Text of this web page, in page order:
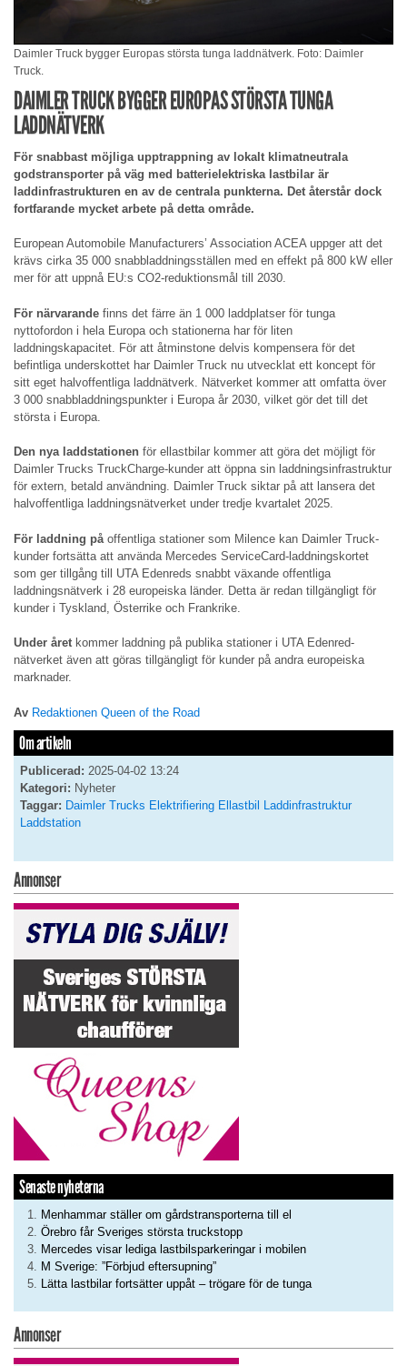
Daimler Truck bygger Europas största tunga laddnätverk. Foto: Daimler
Truck.
DAIMLER TRUCK BYGGER EUROPAS STÖRSTA TUNGA
LADDNÄTVERK
För snabbast möjliga upptrappning av lokalt klimatneutrala
godstransporter på väg med batterielektriska lastbilar är
laddinfrastrukturen en av de centrala punkterna. Det återstår dock
fortfarande mycket arbete på detta område.
European Automobile Manufacturers’ Association ACEA uppger att det
krävs cirka 35 000 snabbladdningsställen med en effekt på 800 kW eller
mer för att uppnå EU:s CO2-reduktionsmål till 2030.
För närvarande finns det färre än 1 000 laddplatser för tunga
nyttofordon i hela Europa och stationerna har för liten
laddningskapacitet. För att åtminstone delvis kompensera för det
befintliga underskottet har Daimler Truck nu utvecklat ett koncept för
sitt eget halvoffentliga laddnätverk. Nätverket kommer att omfatta över
3 000 snabbladdningspunkter i Europa år 2030, vilket gör det till det
största i Europa.
Den nya laddstationen för ellastbilar kommer att göra det möjligt för
Daimler Trucks TruckCharge-kunder att öppna sin laddningsinfrastruktur
för extern, betald användning. Daimler Truck siktar på att lansera det
halvoffentliga laddningsnätverket under tredje kvartalet 2025.
För laddning på offentliga stationer som Milence kan Daimler Truck-
kunder fortsätta att använda Mercedes ServiceCard-laddningskortet
som ger tillgång till UTA Edenreds snabbt växande offentliga
laddningsnätverk i 28 europeiska länder. Detta är redan tillgängligt för
kunder i Tyskland, Österrike och Frankrike.
Under åretkommer laddning på publika stationer i UTA Edenred-
nätverket även att göras tillgängligt för kunder på andra europeiska
marknader.
Av Redaktionen Queen of the Road
Om artikeln
Publicerad: 2025-04-02 13:24
Kategori: Nyheter
Taggar: Daimler Trucks Elektrifiering Ellastbil Laddinfrastruktur
Laddstation
Annonser
Senaste nyheterna
Menhammar ställer om gårdstransporterna till el
Örebro får Sveriges största truckstopp
Mercedes visar lediga lastbilsparkeringar i mobilen
M Sverige: ”Förbjud eftersupning”
Lätta lastbilar fortsätter uppåt – trögare för de tunga
Annonser